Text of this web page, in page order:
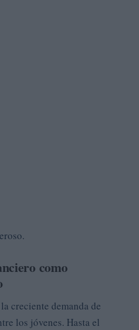
como
creciente demanda de
los jóvenes. Hasta el